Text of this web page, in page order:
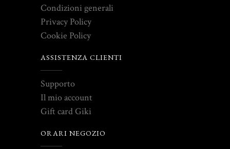
Condizioni generali
Privacy Policy
Cookie Policy
ASSISTENZA CLIENTI
Supporto
Il mio account
Gift card Giki
ORARI NEGOZIO